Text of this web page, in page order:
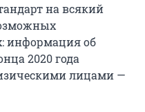
на всякий
информация об
2020 года
лицами —